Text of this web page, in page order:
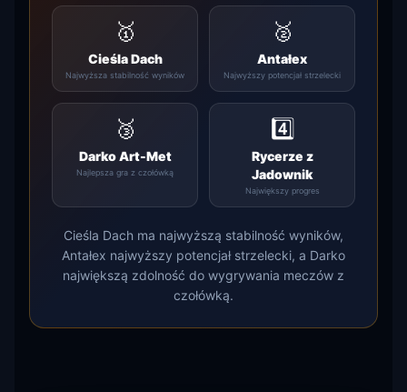
🥇
Cieśla Dach
Najwyższa stabilność wyników
🥈
Antałex
Najwyższy potencjał strzelecki
🥉
Darko Art-Met
Najlepsza gra z czołówką
4️⃣
Rycerze z
Jadownik
Największy progres
Cieśla Dach ma najwyższą stabilność wyników,
Antałex najwyższy potencjał strzelecki, a Darko
największą zdolność do wygrywania meczów z
czołówką.